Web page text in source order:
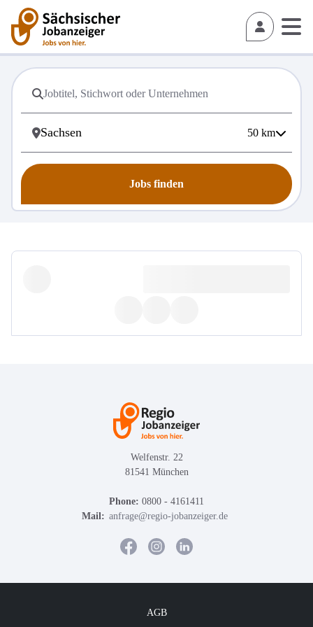
50 km
Jobs finden
Welfenstr. 22
81541 München
Phone: 0800 - 4161411
Mail: anfrage@regio-jobanzeiger.de
AGB